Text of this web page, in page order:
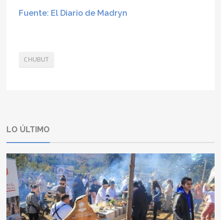
Fuente: El Diario de Madryn
CHUBUT
LO ÚLTIMO